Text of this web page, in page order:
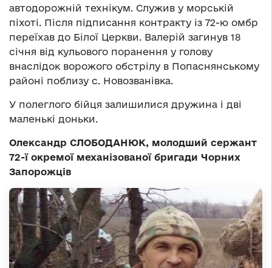
автодорожній технікум. Служив у морській
піхоті. Після підписання контракту із 72-ю омбр
переїхав до Білої Церкви. Валерій загинув 18
січня від кульового поранення у голову
внаслідок ворожого обстрілу в Попаснянському
районі поблизу с. Новозванівка.
У полеглого бійця залишилися дружина і дві
маленькі доньки.
Олександр СЛОБОДАНЮК, молодший сержант
72-ї окремої механізованої бригади Чорних
Запорожців